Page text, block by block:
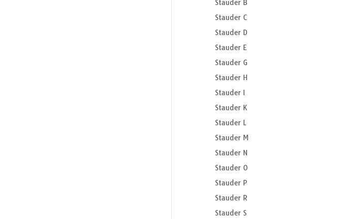
Stauder B
Stauder C
Stauder D
Stauder E
Stauder G
Stauder H
Stauder I
Stauder K
Stauder L
Stauder M
Stauder N
Stauder O
Stauder P
Stauder R
Stauder S